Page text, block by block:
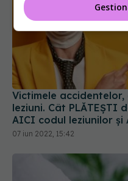
Victimele
leziuni. Cât PLĂTEȘTI
AICI codul leziunilor și
07 iun 2022, 15:42